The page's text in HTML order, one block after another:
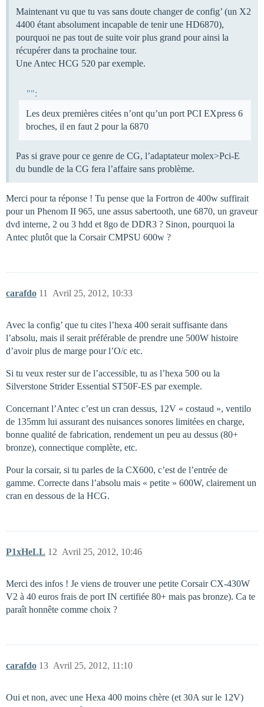
Maintenant vu que tu vas sans doute changer de config’ (un X2
4400 étant absolument incapable de tenir une HD6870),
pourquoi ne pas tout de suite voir plus grand pour ainsi la
récupérer dans ta prochaine tour.
Une Antec HCG 520 par exemple.
"":
Les deux premières citées n’ont qu’un port PCI EXpress 6
broches, il en faut 2 pour la 6870
Pas si grave pour ce genre de CG, l’adaptateur molex>Pci-E
du bundle de la CG fera l’affaire sans problème.
Merci pour ta réponse ! Tu pense que la Fortron de 400w suffirait
pour un Phenom II 965, une assus sabertooth, une 6870, un graveur
dvd interne, 2 ou 3 hdd et 8go de DDR3 ? Sinon, pourquoi la
Antec plutôt que la Corsair CMPSU 600w ?
carafdo Avril 25, 2012, 10:33
11
Avec la config’ que tu cites l’hexa 400 serait suffisante dans
l’absolu, mais il serait préférable de prendre une 500W histoire
d’avoir plus de marge pour l’O/c etc.
Si tu veux rester sur de l’accessible, tu as l’hexa 500 ou la
Silverstone Strider Essential ST50F-ES par exemple.
Concernant l’Antec c’est un cran dessus, 12V « costaud », ventilo
de 135mm lui assurant des nuisances sonores limitées en charge,
bonne qualité de fabrication, rendement un peu au dessus (80+
bronze), connectique complète, etc.
Pour la corsair, si tu parles de la CX600, c’est de l’entrée de
gamme. Correcte dans l’absolu mais « petite » 600W, clairement un
cran en dessous de la HCG.
P1xHeLL Avril 25, 2012, 10:46
12
Merci des infos ! Je viens de trouver une petite Corsair CX-430W
V2 à 40 euros frais de port IN certifiée 80+ mais pas bronze). Ca te
paraît honnête comme choix ?
carafdo Avril 25, 2012, 11:10
13
Oui et non, avec une Hexa 400 moins chère (et 30A sur le 12V)